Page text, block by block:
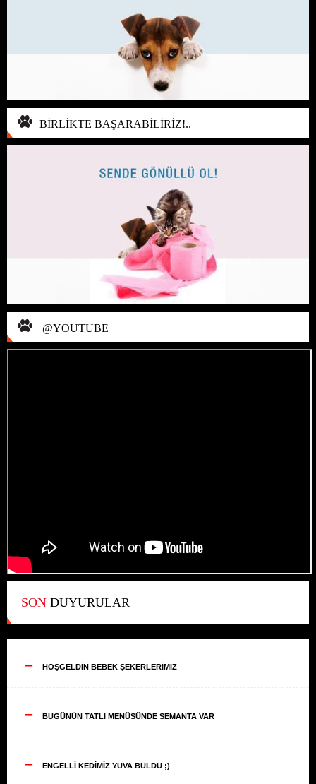
BİRLİKTE BAŞARABİLİRİZ!..
@YOUTUBE
SON DUYURULAR
-- HOŞGELDİN BEBEK ŞEKERLERİMİZ
-- BUGÜNÜN TATLI MENÜSÜNDE SEMANTA VAR
-- ENGELLİ KEDİMİZ YUVA BULDU ;)